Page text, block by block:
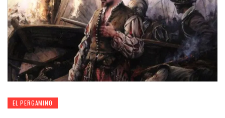
EL PERGAMINO